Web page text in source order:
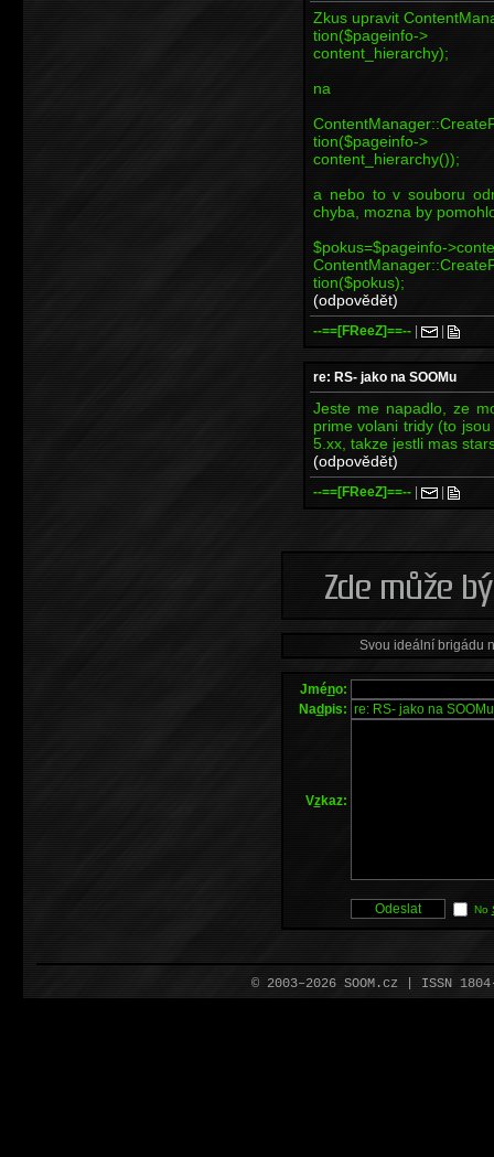
Zkus upravit
tion($pageinfo->
content_hierarchy);
na
tion($pageinfo->
content_hierarchy());
a nebo to v souboru
chyba, mozna by
$pokus=$pageinfo-
tion($pokus);
(odpovědět)
--==[FReeZ]==-- | |
re: RS- jako na SOOMu
Jeste me napadlo, ze
prime volani tridy (to
5.xx, takze jestli mas
(odpovědět)
--==[FReeZ]==-- | |
Svou ideální brigádu
Jméno:
Nadpis:
Vzkaz:
No
© 2003–2026 SOOM.cz | ISSN